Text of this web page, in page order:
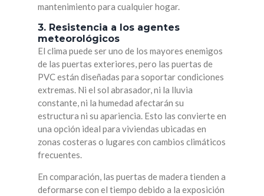
mantenimiento para cualquier hogar.
3. Resistencia a los agentes
meteorológicos
El clima puede ser uno de los mayores enemigos
de las puertas exteriores, pero las puertas de
PVC están diseñadas para soportar condiciones
extremas. Ni el sol abrasador, ni la lluvia
constante, ni la humedad afectarán su
estructura ni su apariencia. Esto las convierte en
una opción ideal para viviendas ubicadas en
zonas costeras o lugares con cambios climáticos
frecuentes.
En comparación, las puertas de madera tienden a
deformarse con el tiempo debido a la exposición